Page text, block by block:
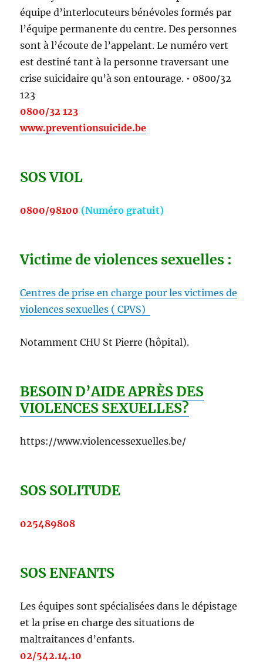
équipe d’interlocuteurs bénévoles formés par
l’équipe permanente du centre. Des personnes
sont à l’écoute de l’appelant. Le numéro vert
est destiné tant à la personne traversant une
crise suicidaire qu’à son entourage. • 0800/32
123
0800/32 123
www.preventionsuicide.be
SOS VIOL
0800/98100 (Numéro gratuit)
Victime de violences sexuelles :
Centres de prise en charge pour les victimes de
violences sexuelles ( CPVS)
Notamment CHU St Pierre (hôpital).
BESOIN D’AIDE APRÈS DES
VIOLENCES SEXUELLES?
https://www.violencessexuelles.be/
SOS SOLITUDE
025489808
SOS ENFANTS
Les équipes sont spécialisées dans le dépistage
et la prise en charge des situations de
maltraitances d’enfants.
02/542.14.10